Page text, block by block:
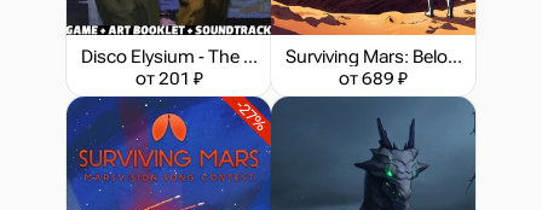
Disco Elysium - The Final Cut Bundle
от 201 ₽
Surviving Mars: Below and Beyond
от 689 ₽
-27%